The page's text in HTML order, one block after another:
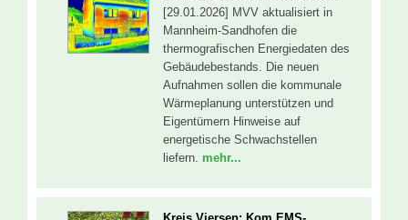
[29.01.2026] MVV aktualisiert in
Mannheim-Sandhofen die
thermografischen Energiedaten des
Gebäudebestands. Die neuen
Aufnahmen sollen die kommunale
Wärmeplanung unterstützen und
Eigentümern Hinweise auf
energetische Schwachstellen
liefern. mehr...